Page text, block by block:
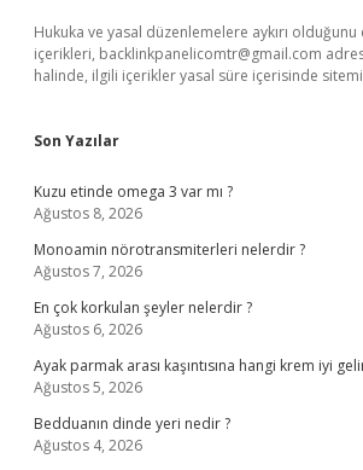
Hukuka ve yasal düzenlemelere aykırı
içerikleri, backlinkpanelicomtr@gmail.com
halinde, ilgili içerikler yasal süre içerisinde
Son Yazılar
Kuzu etinde omega 3 var mı ?
Ağustos 8, 2026
Monoamin nörotransmiterleri nelerdir ?
Ağustos 7, 2026
En çok korkulan şeyler nelerdir ?
Ağustos 6, 2026
Ayak parmak arası kaşıntısına hangi krem iyi
Ağustos 5, 2026
Bedduanın dinde yeri nedir ?
Ağustos 4, 2026